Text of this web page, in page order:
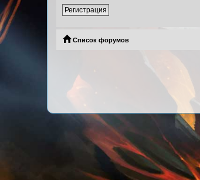
Регистрация
Список форумов